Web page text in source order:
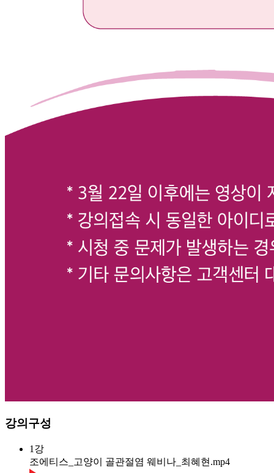
강의구성
1강
조에티스_고양이 골관절염 웨비나_최혜현.mp4